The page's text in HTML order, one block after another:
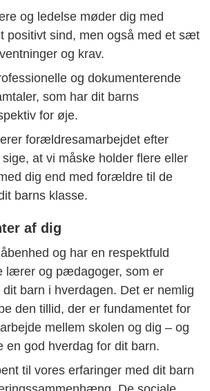
og ledelse møder dig med
positivt sind, men også med et sæt
og krav.
og dokumenterende
som har dit barns
for øje.
forældresamarbejdet efter
at vi måske holder flere eller
dig end med forældre til de
barns klasse.
af dig
og har en respektfuld
lærer og pædagoger, som er
barn i hverdagen. Det er nemlig
den tillid, der er fundamentet for
mellem skolen og dig – og
en god hverdag for dit barn.
til vores erfaringer med dit barn